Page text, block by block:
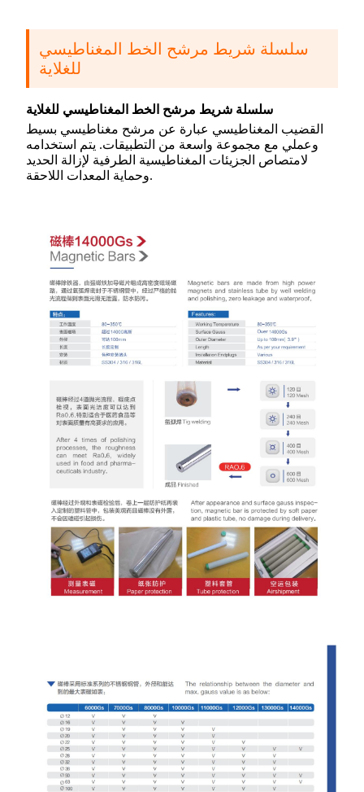
سلسلة شريط مرشح الخط المغناطيسي
للغلاية
سلسلة شريط مرشح الخط المغناطيسي للغلاية
القضيب المغناطيسي عبارة عن مرشح مغناطيسي بسيط
وعملي مع مجموعة واسعة من التطبيقات. يتم استخدامه
لامتصاص الجزيئات المغناطيسية الطرفية لإزالة الحديد
وحماية المعدات اللاحقة.